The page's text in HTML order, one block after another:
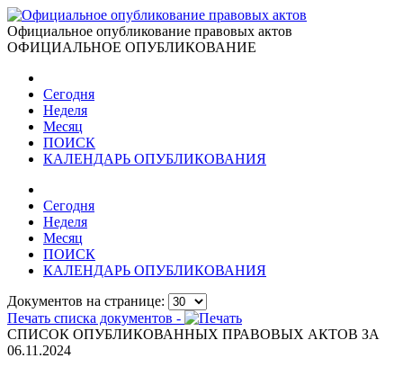
Официальное опубликование правовых актов
ОФИЦИАЛЬНОЕ ОПУБЛИКОВАНИЕ
Сегодня
Неделя
Месяц
ПОИСК
КАЛЕНДАРЬ ОПУБЛИКОВАНИЯ
Сегодня
Неделя
Месяц
ПОИСК
КАЛЕНДАРЬ ОПУБЛИКОВАНИЯ
Документов на странице:
Печать списка документов -
СПИСОК ОПУБЛИКОВАННЫХ ПРАВОВЫХ АКТОВ ЗА
06.11.2024